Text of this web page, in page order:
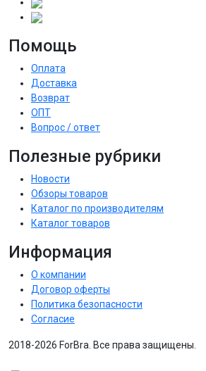
Помощь
Оплата
Доставка
Возврат
ОПТ
Вопрос / ответ
Полезные рубрики
Новости
Обзоры товаров
Каталог по производителям
Каталог товаров
Информация
О компании
Договор оферты
Политика безопасности
Согласие
2018-2026 ForBra. Все права защищены.